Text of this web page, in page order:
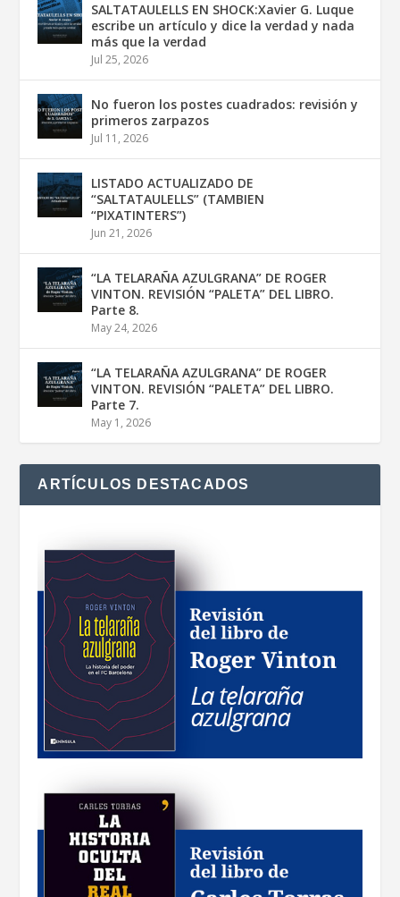
SALTATAULELLS EN SHOCK:Xavier G. Luque
escribe un artículo y dice la verdad y nada
más que la verdad
Jul 25, 2026
No fueron los postes cuadrados: revisión y
primeros zarpazos
Jul 11, 2026
LISTADO ACTUALIZADO DE
“SALTATAULELLS” (TAMBIEN
“PIXATINTERS”)
Jun 21, 2026
“LA TELARAÑA AZULGRANA” DE ROGER
VINTON. REVISIÓN “PALETA” DEL LIBRO.
Parte 8.
May 24, 2026
“LA TELARAÑA AZULGRANA” DE ROGER
VINTON. REVISIÓN “PALETA” DEL LIBRO.
Parte 7.
May 1, 2026
ARTÍCULOS DESTACADOS